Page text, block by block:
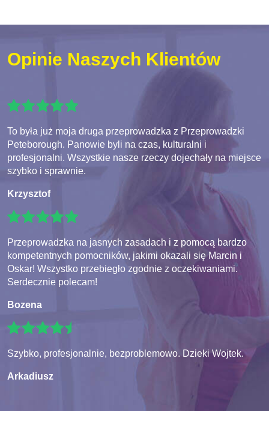
Opinie Naszych Klientów
To była już moja druga przeprowadzka z Przeprowadzki
Peteborough. Panowie byli na czas, kulturalni i
profesjonalni. Wszystkie nasze rzeczy dojechały na miejsce
szybko i sprawnie.
Krzysztof
Przeprowadzka na jasnych zasadach i z pomocą bardzo
kompetentnych pomocników, jakimi okazali się Marcin i
Oskar! Wszystko przebiegło zgodnie z oczekiwaniami.
Serdecznie polecam!
Bozena
Szybko, profesjonalnie, bezproblemowo. Dzieki Wojtek.
Arkadiusz